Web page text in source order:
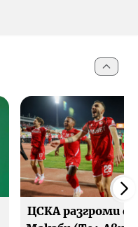
ЦСКА разгроми с